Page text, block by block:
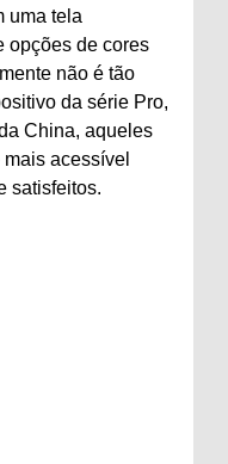
uma tela
opções de cores
não é tão
da série Pro,
China, aqueles
acessível
satisfeitos.